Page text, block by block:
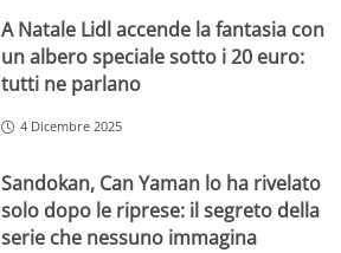
A Natale Lidl accende la fantasia con
un albero speciale sotto i 20 euro:
tutti ne parlano
4 Dicembre 2025
Sandokan, Can Yaman lo ha rivelato
solo dopo le riprese: il segreto della
serie che nessuno immagina